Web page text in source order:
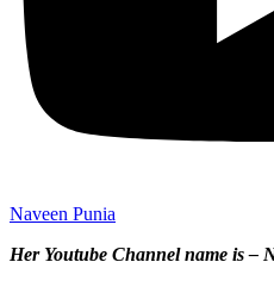
Naveen Punia
Her Youtube Channel name is –